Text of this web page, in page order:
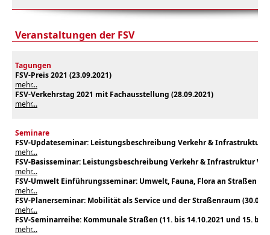
Veranstaltungen der FSV
Tagungen
FSV-Preis 2021 (23.09.2021)
mehr...
FSV-Verkehrstag 2021 mit Fachausstellung (28.09.2021)
mehr...
Seminare
FSV-Updateseminar: Leistungsbeschreibung Verkehr & Infrastruktur
mehr...
FSV-Basisseminar: Leistungsbeschreibung Verkehr & Infrastruktur
mehr...
FSV-Umwelt Einführungsseminar: Umwelt, Fauna, Flora an Straßen
mehr...
FSV-Planerseminar: Mobilität als Service und der Straßenraum (30.09.
mehr...
FSV-Seminarreihe: Kommunale Straßen (11. bis 14.10.2021 und 15. bis
mehr...